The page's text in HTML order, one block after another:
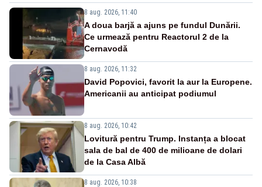
8 aug. 2026, 11:40
A doua barjă a ajuns pe fundul Dunării.
Ce urmează pentru Reactorul 2 de la
Cernavodă
8 aug. 2026, 11:32
David Popovici, favorit la aur la Europene.
Americanii au anticipat podiumul
8 aug. 2026, 10:42
Lovitură pentru Trump. Instanța a blocat
sala de bal de 400 de milioane de dolari
de la Casa Albă
8 aug. 2026, 10:38